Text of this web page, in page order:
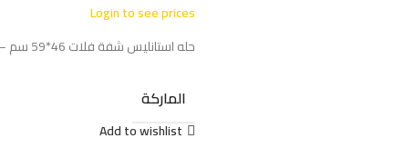
Login to see prices
حله استانليس شفة فلات 46*59 سم – 1مم صرف 3بوصة اصيل تركي AS-350
الماركة
Add to wishlist